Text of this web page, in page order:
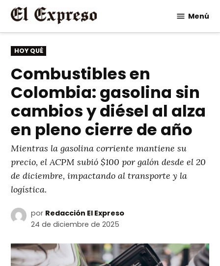
Saltar
contenido
Menú
PUBLICADO
EN
HOY QUÉ
Combustibles en
Colombia: gasolina sin
cambios y diésel al alza
en pleno cierre de año
Mientras la gasolina corriente mantiene su
precio, el ACPM subió $100 por galón desde el 20
de diciembre, impactando al transporte y la
logística.
por Redacción El Expreso
24 de diciembre de 2025